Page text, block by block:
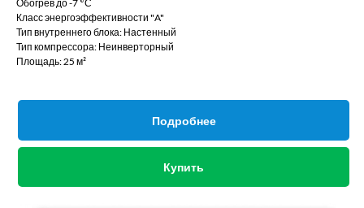
Обогрев до -7 °С
Класс энергоэффективности "A"
Тип внутреннего блока: Настенный
Тип компрессора: Неинверторный
Площадь: 25 м²
Подробнее
Купить